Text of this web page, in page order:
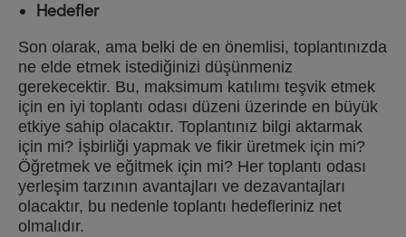
Hedefler
Son olarak, ama belki de en önemlisi, toplantınızda
ne elde etmek istediğinizi düşünmeniz
gerekecektir. Bu, maksimum katılımı teşvik etmek
için en iyi toplantı odası düzeni üzerinde en büyük
etkiye sahip olacaktır. Toplantınız bilgi aktarmak
için mi? İşbirliği yapmak ve fikir üretmek için mi?
Öğretmek ve eğitmek için mi? Her toplantı odası
yerleşim tarzının avantajları ve dezavantajları
olacaktır, bu nedenle toplantı hedefleriniz net
olmalıdır.